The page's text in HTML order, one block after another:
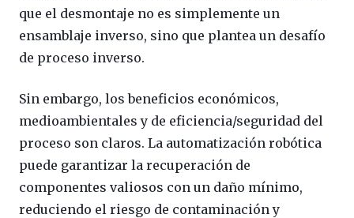
que el desmontaje no es simplemente un
ensamblaje inverso, sino que plantea un desafío
de proceso inverso.
Sin embargo, los beneficios económicos,
medioambientales y de eficiencia/seguridad del
proceso son claros. La automatización robótica
puede garantizar la recuperación de
componentes valiosos con un daño mínimo,
reduciendo el riesgo de contaminación y